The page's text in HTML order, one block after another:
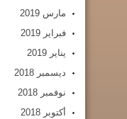
مارس 2019
فبراير 2019
يناير 2019
ديسمبر 2018
نوفمبر 2018
أكتوبر 2018